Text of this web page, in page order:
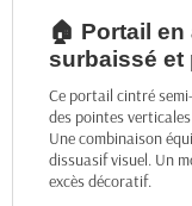
🏠 Portail
surbaissé et
Ce portail cintré
des pointes
Une combinaison
dissuasif visuel. Un
excès décoratif.